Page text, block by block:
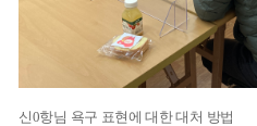
신0항님 욕구 표현에 대한 대처 방법